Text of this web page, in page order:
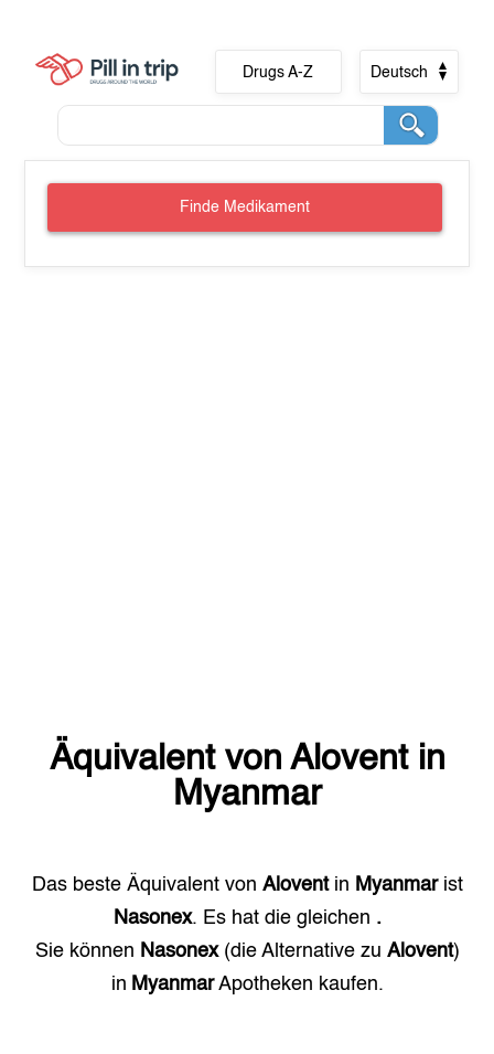
Drugs A-Z Deutsch
Finde Medikament
Äquivalent von Aloventin
Myanmar
Das beste Äquivalent von Aloventin Myanmarist
Nasonex. Es hat die gleichen .
Sie können Nasonex(die Alternative zu Alovent)
in MyanmarApotheken kaufen.